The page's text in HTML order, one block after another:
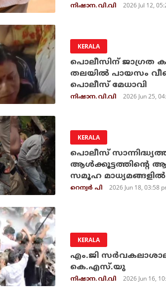
നിഷാന. വി.വി 2026 Jul 12,
KERALA
പൊലീസിന് ജാഗ്രത
തലയില്‍ പായസം
പൊലീസ് മേധാവി
നിഷാന. വി.വി 2026 Jun 25,
KERALA
പൊലീസ്
ആള്‍ക്കൂട്ടത്തിന്റെ
സമൂഹ മാധ്യമങ്ങളില്‍
റെന്വര്‍ പി 2026 Jun 18, 03:58
KERALA
എം.ജി
കെ.എസ്.യു
നിഷാന. വി.വി 2026 Jun 16,